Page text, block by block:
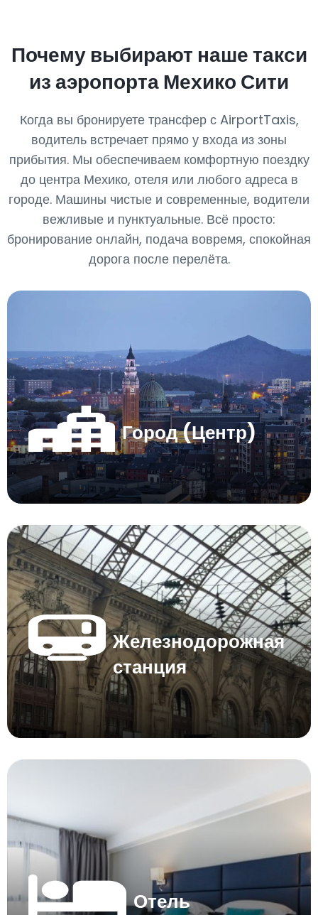
Почему выбирают наше такси
из аэропорта Мехико Сити
Когда вы бронируете трансфер с AirportTaxis,
водитель встречает прямо у входа из зоны
прибытия. Мы обеспечиваем комфортную поездку
до центра Мехико, отеля или любого адреса в
городе. Машины чистые и современные, водители
вежливые и пунктуальные. Всё просто:
бронирование онлайн, подача вовремя, спокойная
дорога после перелёта.
Город (Центр)
Железнодорожная
станция
Отель